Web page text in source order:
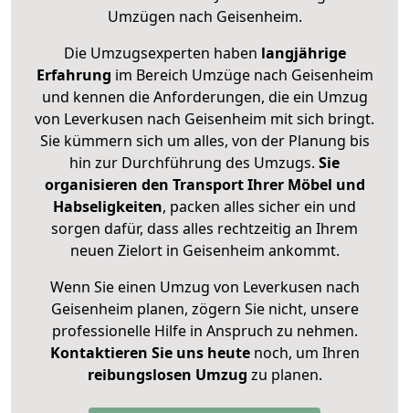
Umzügen nach Geisenheim.
Die Umzugsexperten haben langjährige
Erfahrung im Bereich Umzüge nach Geisenheim
und kennen die Anforderungen, die ein Umzug
von Leverkusen nach Geisenheim mit sich bringt.
Sie kümmern sich um alles, von der Planung bis
hin zur Durchführung des Umzugs. Sie
organisieren den Transport Ihrer Möbel und
Habseligkeiten, packen alles sicher ein und
sorgen dafür, dass alles rechtzeitig an Ihrem
neuen Zielort in Geisenheim ankommt.
Wenn Sie einen Umzug von Leverkusen nach
Geisenheim planen, zögern Sie nicht, unsere
professionelle Hilfe in Anspruch zu nehmen.
Kontaktieren Sie uns heutenoch, um Ihren
reibungslosen Umzug zu planen.